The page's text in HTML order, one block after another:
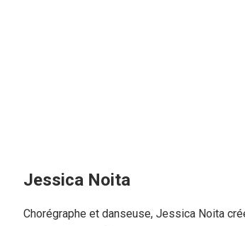
Jessica Noita
Chorégraphe et danseuse, Jessica Noita